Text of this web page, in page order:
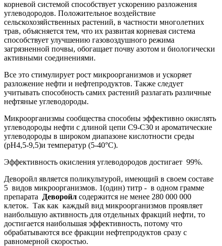
корневой системой способствует ускорению разложения
углеводородов. Положительное воздействие
сельскохозяйственных растений, в частности многолетних
трав, объясняется тем, что их развитая корневая система
способствует улучшению газовоздушного режима
загрязненной почвы, обогащает почву азотом и биологически
активными соединениями.
Все это стимулирует рост микроорганизмов и ускоряет
разложение нефти и нефтепродуктов. Также следует
учитывать способность самих растений разлагать различные
нефтяные углеводороды.
Микроорганизмы сообщества способны эффективно окислять
углеводороды нефти с длиной цепи С9-С30 и ароматические
углеводороды в широком диапазоне кислотности среды
(pH4,5-9,5)и температур (5-40°С).
Эффективность окисления углеводородов достигает 99%.
Деворойл является поликультурой, имеющий в своем составе
5 видов микроорганизмов. 1(один) титр - в одном грамме
препарата
Деворойл содержится не менее 280 000 000
клеток. Так как каждый вид микроорганизмов проявляет
наибольшую активность для отдельных фракций нефти, то
достигается наибольшая эффективность, потому что
обрабатываются все фракции нефтепродуктов сразу с
равномерной скоростью.